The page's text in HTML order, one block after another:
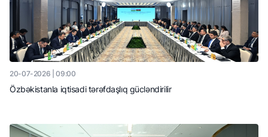
20-07-2026 | 09:00
Özbəkistanla iqtisadi tərəfdaşlıq gücləndirilir